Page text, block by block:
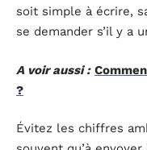
soit simple à écrire,
se demander s’il y a
A voir aussi :
?
Évitez les chiffres